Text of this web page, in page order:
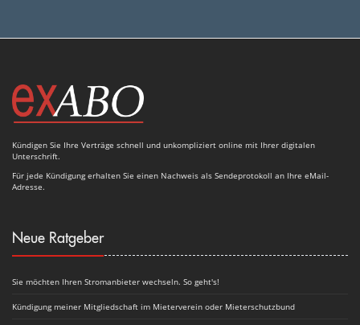
Kündigen Sie Ihre Verträge schnell und unkompliziert online mit Ihrer digitalen
Unterschrift.
Für jede Kündigung erhalten Sie einen Nachweis als Sendeprotokoll an Ihre eMail-
Adresse.
Neue Ratgeber
Sie möchten Ihren Stromanbieter wechseln. So geht's!
Kündigung meiner Mitgliedschaft im Mieterverein oder Mieterschutzbund